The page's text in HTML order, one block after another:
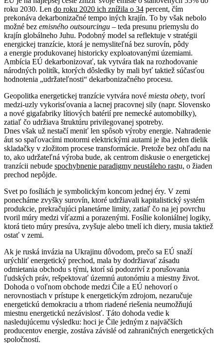
roku 2030. Len do roku 2020 ich znížila o 34 percent, čím
prekonáva dekarbonizačné tempo iných krajín. To by však nebolo
možné bez emisného outsourcingu – teda presunu priemyslu do
krajín globálneho Juhu. Podobný model sa reflektuje v stratégii
energickej tranzície, ktorá je nemysliteľná bez surovín, pôdy
a energie produkovanej historicky exploatovanými územiami.
Ambícia EÚ dekarbonizovať, tak vytvára tlak na rozhodovanie
národných politík, ktorých dôsledky by mali byť taktiež súčasťou
hodnotenia „udržateľnosti“ dekarbonizačného procesu.
Geopolitka energetickej tranzície vytvára nové miesta obety, tvorí
medzi-uzly vykorisťovania a lacnej pracovnej sily (napr. Slovensko
a nové gigafabriky lítiových batérií pre nemecké automobilky),
zatiaľ čo udržiava štruktúru privilegovanej spotreby.
Dnes však už nestačí meniť len spôsob výroby energie. Nahradenie
áut so spaľovacími motormi elektrickými autami je iba jeden dielik
skladačky v zložitom procese transformácie. Pretože bez ohľadu na
to, ako udržateľná výroba bude, ak centrom diskusie o energetickej
tranzícii nebude spochybnenie paradigmy neustáleho rastu, o žiaden
prechod nepôjde.
Svet po fosíliách je symbolickým koncom jednej éry. V zemi
ponecháme zvyšky surovín, ktoré udržiavali kapitalistický systém
produkcie, prekračujúci planetárne limity, zatiaľ čo na jej povrchu
tvoril múry medzi víťazmi a porazenými. Fosílie koloniálnej logiky,
ktorá tieto múry presúva, zvyšuje alebo tmelí ich diery, musia taktiež
ostať v zemi.
Ak je ruská invázia na Ukrajinu dôvodom, prečo sa EÚ snaží
urýchliť energetický prechod, mala by dodržiavať zásadu
odmietania obchodu s tými, ktorí sú podozriví z porušovania
ľudských práv, rešpektovať územnú autonómiu a miestny život.
Dohoda o voľnom obchode medzi Čile a EÚ nehovorí o
nerovnostiach v prístupe k energetickým zdrojom, nezaručuje
energetickú demokraciu a trhom riadené riešenia neumožňujú
miestnu energetickú nezávislosť. Táto dohoda vedie k
nasledujúcemu výsledku: hoci je Čile jedným z najväčších
producentov energie, zostáva závislé od zahraničných energetických
spoločností.